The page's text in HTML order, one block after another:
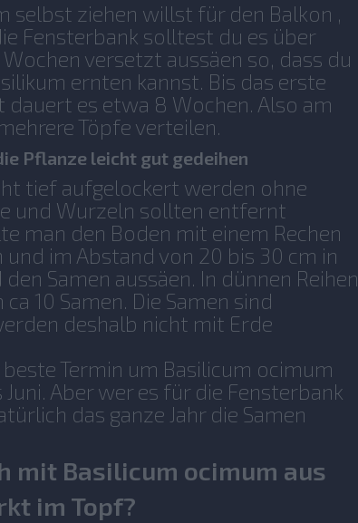
selbst ziehen willst für den Balkon ,
Fensterbank solltest du es über
versetzt aussäen so, dass du
ernten kannst. Bis das erste
dauert es etwa 8 Wochen. Also am
Töpfe verteilen.
Pflanze leicht gut gedeihen
tief aufgelockert werden ohne
und Wurzeln sollten entfernt
man den Boden mit einem Rechen
im Abstand von 20 bis 30 cm in
Samen aussäen. In dünnen Reihen
10 Samen. Die Samen sind
deshalb nicht mit Erde
Termin um Basilicum ocimum
Aber wer es für die Fensterbank
das ganze Jahr die Samen
mit Basilicum ocimum aus
im Topf?